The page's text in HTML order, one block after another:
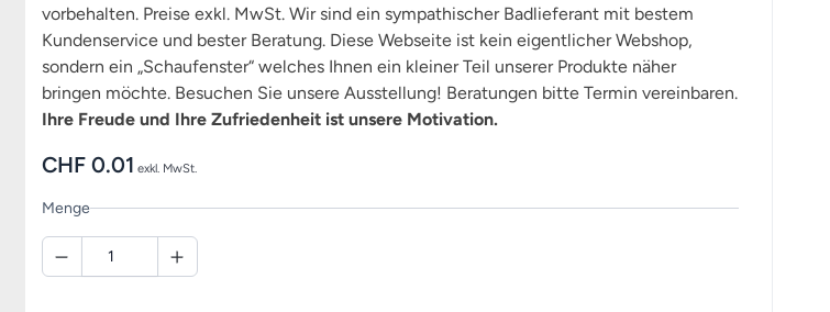
vorbehalten. Preise exkl. MwSt. Wir sind ein sympathischer Badlieferant mit bestem
Kundenservice und bester Beratung. Diese Webseite ist kein eigentlicher Webshop,
sondern ein „Schaufenster“ welches Ihnen ein kleiner Teil unserer Produkte näher
bringen möchte. Besuchen Sie unsere Ausstellung! Beratungen bitte Termin vereinbaren.
Ihre Freude und Ihre Zufriedenheit ist unsere Motivation.
CHF0.01 exkl. MwSt.
Menge